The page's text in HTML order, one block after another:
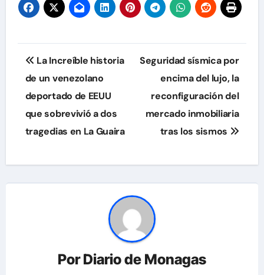
Navegación
de
entradas
La Increíble historia
de un venezolano
deportado de EEUU
que sobrevivió a dos
tragedias en La Guaira
Seguridad sísmica por
encima del lujo, la
reconfiguración del
mercado inmobiliaria
tras los sismos
PorDiario de Monagas